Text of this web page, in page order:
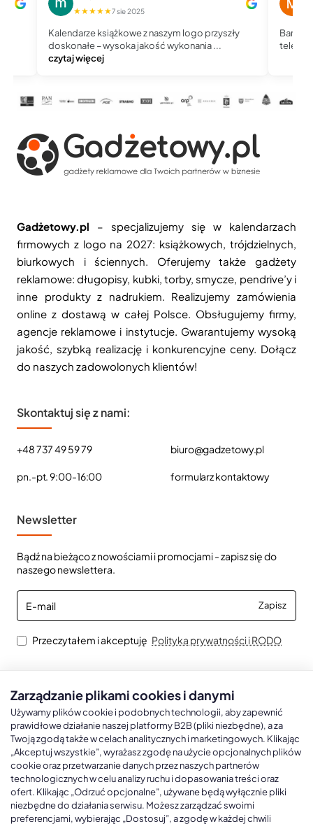
★★★★★7 sie 2025
Kalendarze książkowe z naszym logo przyszły
doskonałe – wysoka jakość wykonania ...
czytaj więcej
Bardzo
Gadżetowy.pl – specjalizujemy się w kalendarzach
firmowych z logo na 2027: książkowych, trójdzielnych,
biurkowych i ściennych. Oferujemy także gadżety
reklamowe: długopisy, kubki, torby, smycze, pendrive’y i
inne produkty z nadrukiem. Realizujemy zamówienia
online z dostawą w całej Polsce. Obsługujemy firmy,
agencje reklamowe i instytucje. Gwarantujemy wysoką
jakość, szybką realizację i konkurencyjne ceny. Dołącz
do naszych zadowolonych klientów!
Skontaktuj się z nami:
+48 737 49 59 79
pn.-pt. 9:00-16:00
biuro@gadzetowy.pl
formularz kontaktowy
Newsletter
Bądź na bieżąco z nowościami i promocjami - zapisz się do
naszego newslettera.
E-
mail
Zapisz
Przeczytałem i akceptuję Polityka prywatności i RODO
Kalendarze książkowe A5
Kalendarze książkowe A4
Kalendarze książkowe B5
Kalendarze książkowe A6 i B6
Kalendarze Ścienne
Kalendarze trójdzielne
Kalendarze jednodzielne
Kalendarze czterodzielne
Kalendarze Wieloplanszowe
Zarządzanie plikami cookies i danymi
Używamy plików cookie i podobnych technologii, aby zapewnić
prawidłowe działanie naszej platformy B2B (pliki niezbędne), a za
Twoją zgodą także w celach analitycznych i marketingowych. Klikając
„Akceptuj wszystkie”, wyrażasz zgodę na użycie opcjonalnych plików
cookie oraz przetwarzanie danych przez naszych partnerów
technologicznych w celu analizy ruchu i dopasowania treści oraz
ofert. Klikając „Odrzuć opcjonalne”, używane będą wyłącznie pliki
niezbędne do działania serwisu. Możesz zarządzać swoimi
preferencjami, wybierając „Dostosuj”, a zgodę w każdej chwili